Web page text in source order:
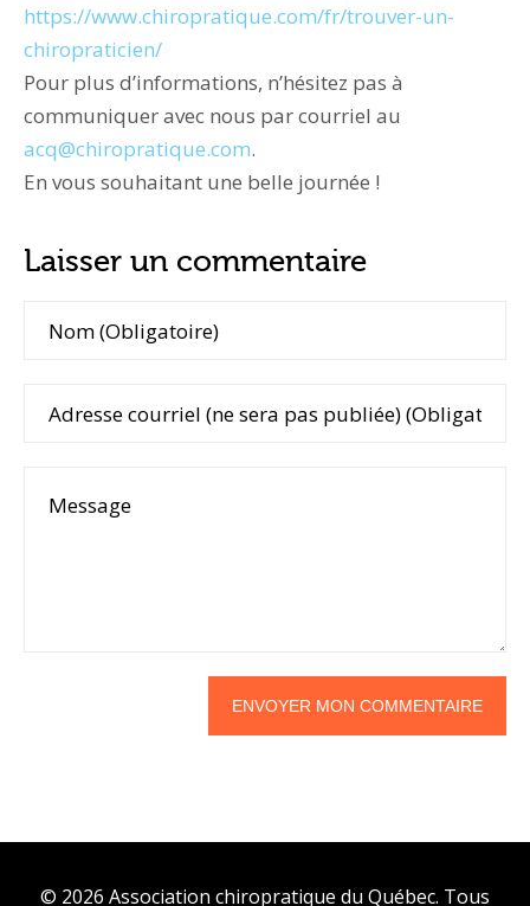
https://www.chiropratique.com/fr/trouver-un-
chiropraticien/
Pour plus d’informations, n’hésitez pas à
communiquer avec nous par courriel au
acq@chiropratique.com.
En vous souhaitant une belle journée !
Laisser un commentaire
© 2026 Association chiropratique du Québec. Tous